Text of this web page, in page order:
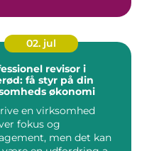
02. jul
revisor i
få styr på din
økonomi
en virksomhed
fokus og
men det kan